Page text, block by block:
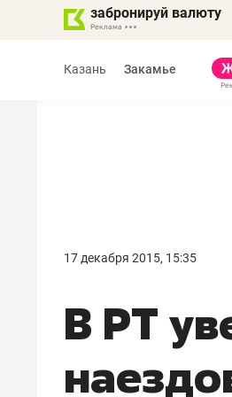
забронируй валюту
Казань Закамье
17 декабря 2015, 15:35
В РТ